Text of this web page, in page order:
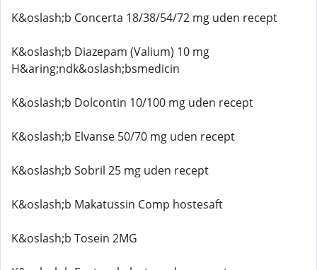
K&oslash;b Concerta 18/38/54/72 mg uden recept
K&oslash;b Diazepam (Valium) 10 mg
H&aring;ndk&oslash;bsmedicin
K&oslash;b Dolcontin 10/100 mg uden recept
K&oslash;b Elvanse 50/70 mg uden recept
K&oslash;b Sobril 25 mg uden recept
K&oslash;b Makatussin Comp hostesaft
K&oslash;b Tosein 2MG